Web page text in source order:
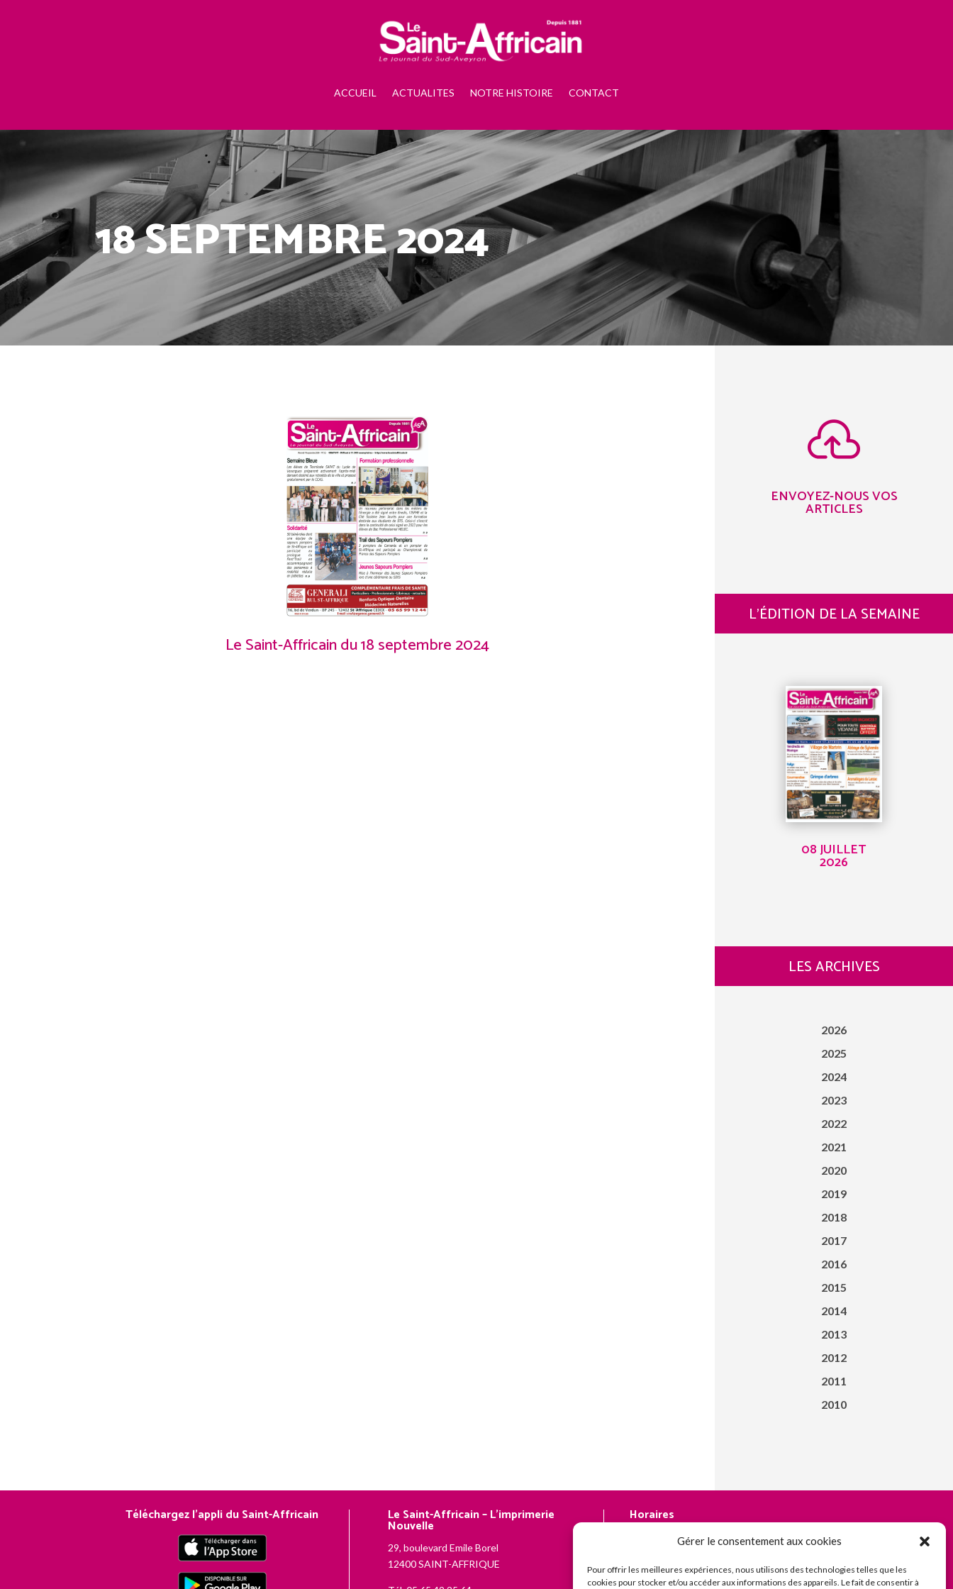
Gérer le consentement aux cookies
Pour offrir les meilleures expériences, nous utilisons des technologies telles que les
cookies pour stocker et/ou accéder aux informations des appareils. Le fait de consentir à
ACCUEIL ACTUALITES NOTRE HISTOIRE CONTACT
18 SEPTEMBRE 2024
Le Saint-Affricain du 18 septembre 2024

ENVOYEZ-NOUS VOS
ARTICLES
L’ÉDITION DE LA SEMAINE
08 JUILLET
2026
LES ARCHIVES
2026
2025
2024
2023
2022
2021
2020
2019
2018
2017
2016
2015
2014
2013
2012
2011
2010
Téléchargez l’appli du Saint-Affricain Le Saint-Affricain – L’imprimerie
Nouvelle
29, boulevard Emile Borel
12400 SAINT-AFFRIQUE
Horaires
Nos bureaux sont ouverts :
– du mardi au vendredi :
de 8h30 à 12h30 | 13h30 à 18h